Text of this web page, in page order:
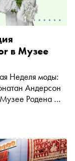
в Музее
Неделя моды:
Андерсон
Родена —
—